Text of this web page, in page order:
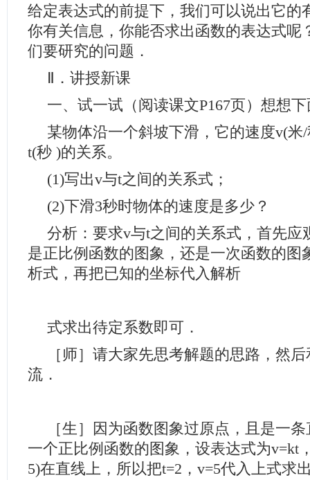
给定表达式的前提下，我们可以说出它的
你有关信息，你能否求出函数的表达式呢
们要研究的问题．
．讲授新课
一、试一试（阅读课文P167页）想想
某物体沿一个斜坡下滑，它的速度v(米
t(秒 )的关系。
(1)写出v与t之间的关系式；
(2)下滑3秒时物体的速度是多少？
分析：要求v与t之间的关系式，首先应
是正比例函数的图象，还是一次函数的图
析式，再把已知的坐标代入解析
式求出待定系数即可．
［师］请大家先思考解题的思路，然
流．
［生］因为函数图象过原点，且是一
一个正比例函数的图象，设表达式为v=kt
5)在直线上，所以把t=2，v=5代入上式求